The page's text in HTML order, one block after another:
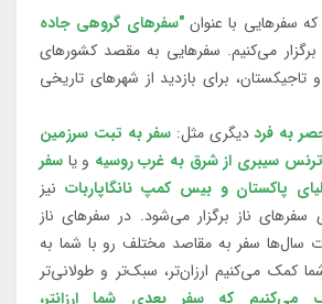
"سفرهای گروهی جاده
برگزار می‌کنیم. سفرهایی به مقصد کشورهای
تاجیکستان، برای بازدید از شهرهای تاریخی
به فرددیگری مثل:سفر به تبت سرزمین
ترنس سیبری از شرق به غرب روسیه و یا سفر
پاکستان و بیس کمپ نانگاپاربات نیز
ناز برگزار می‌شود. در سفرهای ناز
سال‌ها سفر به مقاصد مختلف رو با شما به
کمک می‌کنیم ارزان‌تر، سبک‌تر و طولانی‌تر
می‌کنیم که سفر بعدی شما ارزانتر،